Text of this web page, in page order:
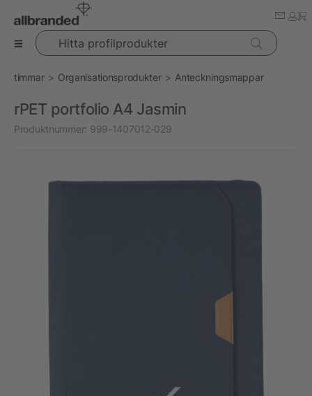
Hitta profilprodukter
timmar Organisationsprodukter Anteckningsmappar
rPET portfolio A4 Jasmin
Produktnummer: 999-1407012-029